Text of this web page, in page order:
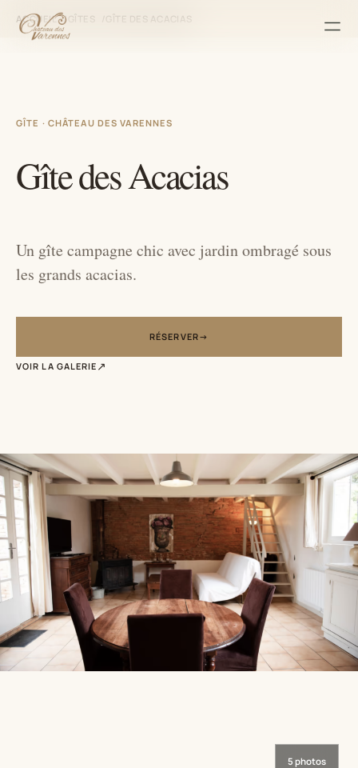
ACCUEIL GÎTES GÎTE DES ACACIAS
GÎTE · CHÂTEAU DES VARENNES
Gîte des Acacias
Un gîte campagne chic avec jardin ombragé sous
les grands acacias.
RÉSERVER
VOIR LA GALERIE
5 photos